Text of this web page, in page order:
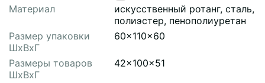
Материал
искусственный ротанг, сталь,
полиэстер, пенополиуретан
Размер упаковки
ШхВхГ
60x110x60
Размеры товаров
ШхВхГ
42x100x51